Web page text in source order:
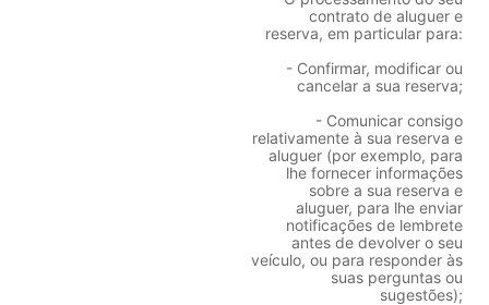
contrato de aluguer e
reserva, em particular para:
- Confirmar, modificar ou
cancelar a sua reserva;
- Comunicar consigo
relativamente à sua reserva e
aluguer (por exemplo, para
lhe fornecer informações
sobre a sua reserva e
aluguer, para lhe enviar
notificações de lembrete
antes de devolver o seu
veículo, ou para responder às
suas perguntas ou
sugestões);